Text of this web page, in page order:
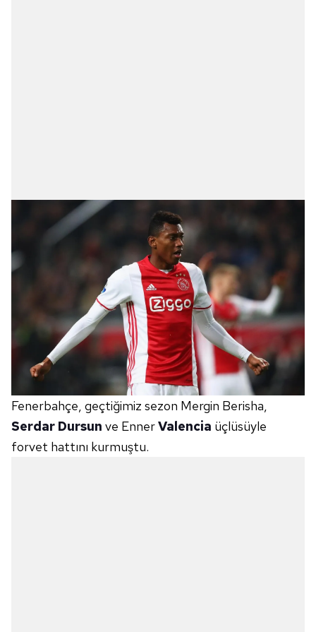
Fenerbahçe, geçtiğimiz sezon Mergin Berisha,
Serdar Dursun ve EnnerValencia üçlüsüyle
forvet hattını kurmuştu.